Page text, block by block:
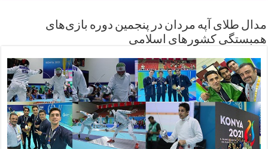
مدال طلای آپه مردان در پنجمین دوره بازی‌های
همبستگی کشورهای اسلامی